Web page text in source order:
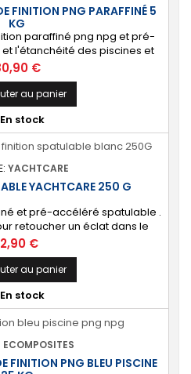
FINITION PNG PARAFFINÉ 5
KG
paraffiné png npg et pré-
l'étanchéité des piscines et
une couche extérieure lisse
[Étanche] : Étanchéifie votre
de verre. Livré avec son
: blanc, noir, incolore, vert,
€
au panier
En stock
YACHTCARE
YACHTCARE 250 G
et pré-accéléré spatulable .
retoucher un éclat dans le
être teinté avec une pâte
qualité] Fournit une couche
et uniforme qui protège
visible de votre stratification
⚙️ [Facile à...
€
au panier
En stock
ECOMPOSITES
FINITION PNG BLEU PISCINE